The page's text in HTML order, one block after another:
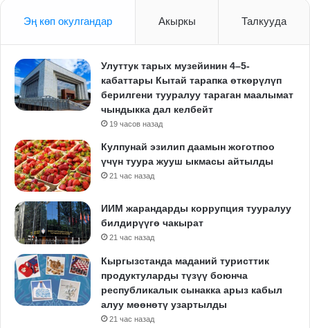
Эң көп окулгандар Акыркы Талкууда
Улуттук тарых музейинин 4–5-
кабаттары Кытай тарапка өткөрүлүп
берилгени тууралуу тараган маалымат
чындыкка дал келбейт
19 часов назад
Кулпунай эзилип даамын жоготпоо
үчүн туура жууш ыкмасы айтылды
21 час назад
ИИМ жарандарды коррупция тууралуу
билдирүүгө чакырат
21 час назад
Кыргызстанда маданий туристтик
продуктуларды түзүү боюнча
республикалык сынакка арыз кабыл
алуу мөөнөтү узартылды
21 час назад